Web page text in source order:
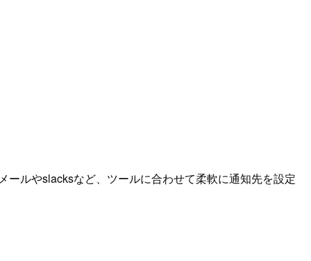
ルやslacksなど、ツールに合わせて柔軟に通知先を設定